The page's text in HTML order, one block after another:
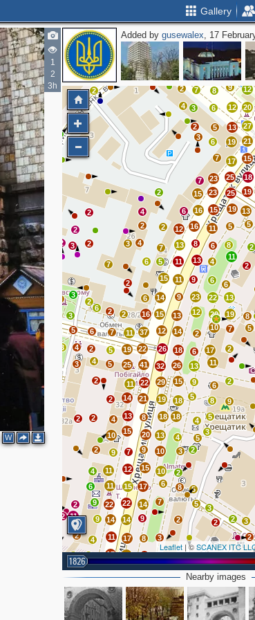
Gallery
1
2
3h
W
Added bygusewalex, 17
4
2
2
3
6
2
3
5
3
2
3
2
2
11
2
9 22
6 11
11 12
4
9 7 9
15
10
2
2 2
2
2
5 25
4
2
3
4
6 7
2 2
11 37
16
6
15
12
22
19
5
41
22 29
32
26
26
18
14
13
13
6
2
17
10
11
9
15
18
19
18
18
21
8
11
14
13
4
20
13
10
4
5
3
2
3
4 5
8
5
6
9
2
2
2
3
2
2
3
5
5
3
8
6
10 2
15
17
14
15
22
14
9
7
8
14
17
11
14
9
17
4
3
17
11
3
10
5 4
3
3
2
2
16
3
3 9
2
2
5
7
8
13
5
5
2
8
6
11
4 2
6
13
22
19
20
12
23
9
9 6
13
11
13
5
15
11
14
2
6
7
4
12
6
16
2
8
11
16 15 19
25
23
15
7 23 25
17
7
19
6
13
21
15
18
19
27
20
12
18
12
16
9
12
5
6
8
7
3
4
2
8 14
21
9
11
10
9
5
4
4
2
4
2
3
2
2
4
2
3
7
2
2 3
2
2
8
6
Leaflet | ©SCANEX ITC
1826
Nearby images